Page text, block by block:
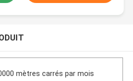
mètres carrés par mois